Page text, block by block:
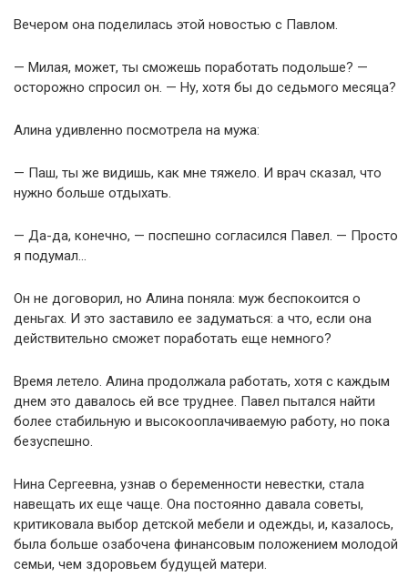
Вечером она поделилась этой новостью с Павлом.
— Милая, может, ты сможешь поработать подольше? —
осторожно спросил он. — Ну, хотя бы до седьмого месяца?
Алина удивленно посмотрела на мужа:
— Паш, ты же видишь, как мне тяжело. И врач сказал, что
нужно больше отдыхать.
— Да-да, конечно, — поспешно согласился Павел. — Просто
я подумал…
Он не договорил, но Алина поняла: муж беспокоится о
деньгах. И это заставило ее задуматься: а что, если она
действительно сможет поработать еще немного?
Время летело. Алина продолжала работать, хотя с каждым
днем это давалось ей все труднее. Павел пытался найти
более стабильную и высокооплачиваемую работу, но пока
безуспешно.
Нина Сергеевна, узнав о беременности невестки, стала
навещать их еще чаще. Она постоянно давала советы,
критиковала выбор детской мебели и одежды, и, казалось,
была больше озабочена финансовым положением молодой
семьи, чем здоровьем будущей матери.